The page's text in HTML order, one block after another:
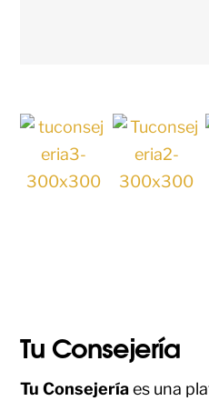
Tu Consejería
Tu Consejeríaes una